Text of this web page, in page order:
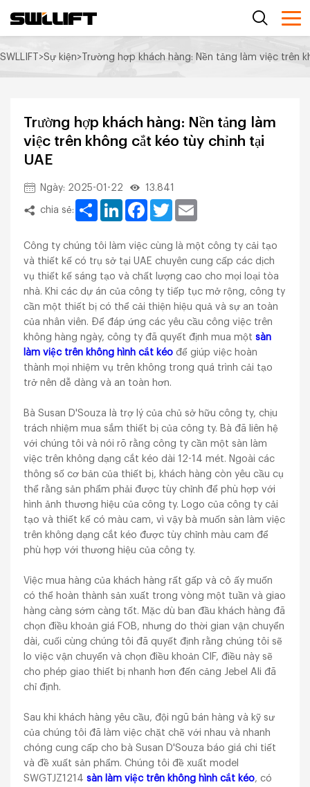
SWLLIFT>Sự kiện>Trường hợp khách hàng: Nền tảng làm việc trên
Trường hợp khách hàng: Nền tảng làm
việc trên không cắt kéo tùy chỉnh tại
UAE
Ngày: 2025-01-22 13.841
chia sẻ:
Share LinkedInFacebook
Twitter
Công ty chúng tôi làm việc cùng là một công ty cải tạo
và thiết kế có trụ sở tại UAE chuyên cung cấp các dịch
vụ thiết kế sáng tạo và chất lượng cao cho mọi loại tòa
nhà. Khi các dự án của công ty tiếp tục mở rộng, công ty
cần một thiết bị có thể cải thiện hiệu quả và sự an toàn
của nhân viên. Để đáp ứng các yêu cầu công việc trên
không hàng ngày, công ty đã quyết định mua mộtsàn
làm việc trên không hình cắt kéo để giúp việc hoàn
thành mọi nhiệm vụ trên không trong quá trình cải tạo
trở nên dễ dàng và an toàn hơn.
Bà Susan D'Souza là trợ lý của chủ sở hữu công ty, chịu
trách nhiệm mua sắm thiết bị của công ty. Bà đã liên hệ
với chúng tôi và nói rõ rằng công ty cần một sàn làm
việc trên không dạng cắt kéo dài 12-14 mét. Ngoài các
thông số cơ bản của thiết bị, khách hàng còn yêu cầu cụ
thể rằng sản phẩm phải được tùy chỉnh để phù hợp với
hình ảnh thương hiệu của công ty. Logo của công ty cải
tạo và thiết kế có màu cam, vì vậy bà muốn sàn làm việc
trên không dạng cắt kéo được tùy chỉnh màu cam để
phù hợp với thương hiệu của công ty.
Việc mua hàng của khách hàng rất gấp và cô ấy muốn
có thể hoàn thành sản xuất trong vòng một tuần và giao
hàng càng sớm càng tốt. Mặc dù ban đầu khách hàng đã
chọn điều khoản giá FOB, nhưng do thời gian vận chuyển
dài, cuối cùng chúng tôi đã quyết định rằng chúng tôi sẽ
lo việc vận chuyển và chọn điều khoản CIF, điều này sẽ
cho phép giao thiết bị nhanh hơn đến cảng Jebel Ali đã
chỉ định.
Sau khi khách hàng yêu cầu, đội ngũ bán hàng và kỹ sư
của chúng tôi đã làm việc chặt chẽ với nhau và nhanh
chóng cung cấp cho bà Susan D'Souza báo giá chi tiết
và đề xuất sản phẩm. Chúng tôi đề xuất model
SWGTJZ1214 sàn làm việc trên không hình cắt kéo, có